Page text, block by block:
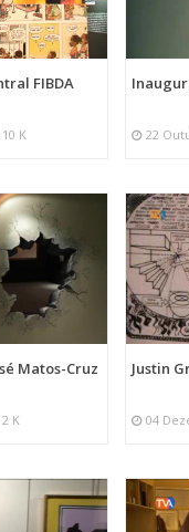
FIBDA
10 K 22
Matos-Cruz
2 K
Justin
04